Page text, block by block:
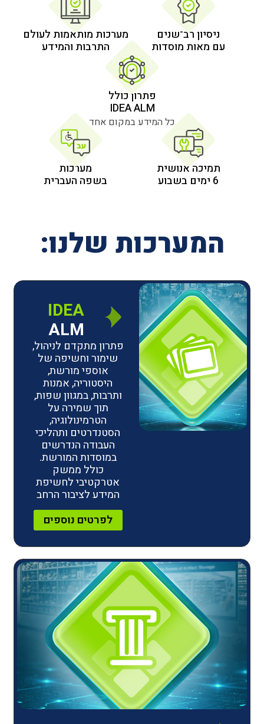
מוסדות
מערכות מותאמות לעולם
התרבות והמידע
כל המידע במקום אחד
מערכות
בשפה העברית
שלנו:
IDEA
ALM
פתרון מתקדם לניהול,
שימור וחשיפה של
אוספי מורשת,
היסטוריה, אמנות
ותרבות, במגוון שפות,
תוך שמירה על
הטרמינולוגיה,
הסטנדרטים ותהליכי
העבודה הנדרשים
במוסדות המורשת.
אטרקטיבי לחשיפת
המידע לציבור הרחב